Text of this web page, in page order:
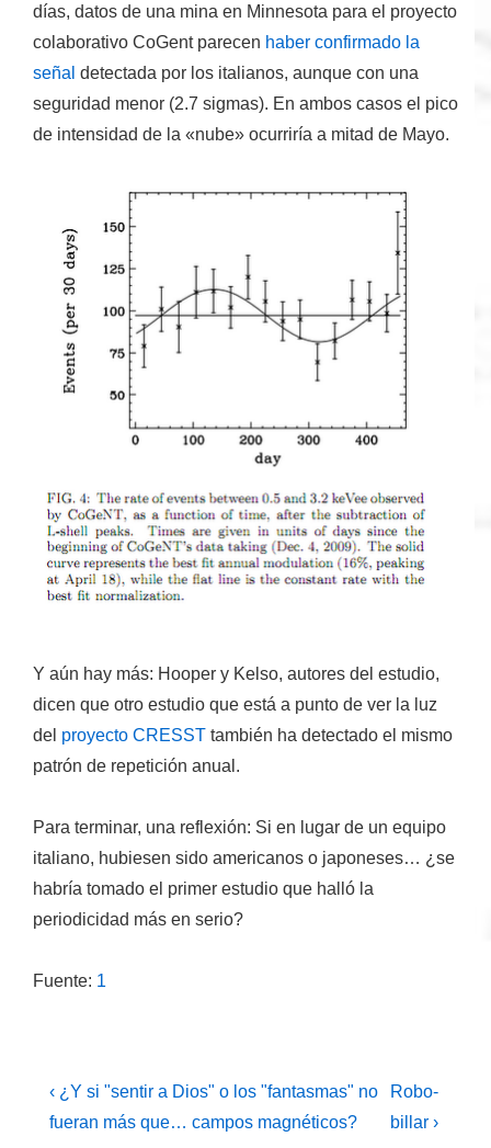
días, datos de una mina en Minnesota para el proyecto
colaborativo CoGent parecen haber confirmado la
señal detectada por los italianos, aunque con una
seguridad menor (2.7 sigmas). En ambos casos el pico
de intensidad de la «nube» ocurriría a mitad de Mayo.
Y aún hay más: Hooper y Kelso, autores del estudio,
dicen que otro estudio que está a punto de ver la luz
del proyecto CRESST también ha detectado el mismo
patrón de repetición anual.
Para terminar, una reflexión: Si en lugar de un equipo
italiano, hubiesen sido americanos o japoneses… ¿se
habría tomado el primer estudio que halló la
periodicidad más en serio?
Fuente: 1
Navegación
de
La
entrada
‹ ¿Y si "sentir a Dios" o los "fantasmas" no
fueran más que… campos magnéticos?
La
entrada
Robo-
billar ›